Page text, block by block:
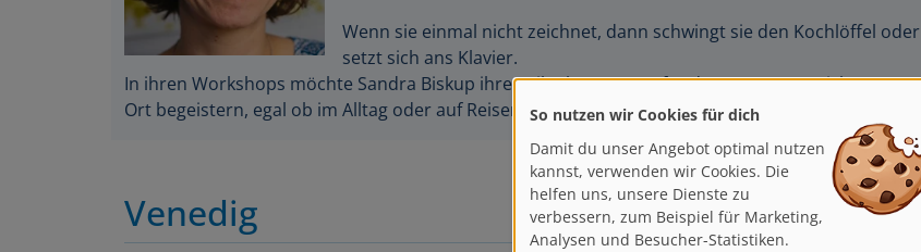
Wenn sie einmal nicht zeichnet, dann schwingt sie den Kochlöffel oder
setzt sich ans Klavier.
In ihren Workshops möchte Sandra Biskup ihre TeilnehmerInnen für das spontane Zeichnen vor
Ort begeistern, egal ob im Alltag oder auf Reisen.
Venedig
So nutzen wir Cookies für dich
Damit du unser Angebot optimal nutzen
kannst, verwenden wir Cookies. Die
helfen uns, unsere Dienste zu
verbessern, zum Beispiel für Marketing,
Analysen und Besucher-Statistiken.